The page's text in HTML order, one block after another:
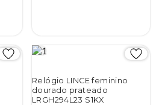
Relógio LINCE feminino
dourado prateado
LRGH294L23 S1KX